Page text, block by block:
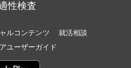
性検査
ルコンテンツ
就活相談
ユーザーガイド